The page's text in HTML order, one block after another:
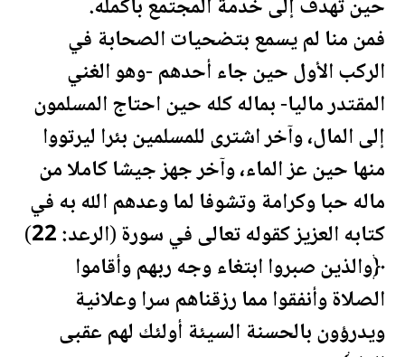
حين تهدف إلى خدمة المجتمع بأكمله.
فمن منا لم يسمع بتضحيات الصحابة في
الركب الأول حين جاء أحدهم -وهو الغني
المقتدر ماليا- بماله كله حين احتاج المسلمون
إلىالمال، وآخر اشترى للمسلمين بئرا ليرتووا
منها حين عز الماء، وآخر جهز جيشا كاملا من
ماله حبا وكرامة وتشوفا لما وعدهم الله به في
كتابه العزيز كقوله تعالى في سورة (الرعد: 22)
﴿والذين صبروا ابتغاء وجه ربهم وأقاموا
الصلاة وأنفقوا مما رزقناهم سرا وعلانية
ويدرؤون بالحسنة السيئة أولئك لهم عقبى